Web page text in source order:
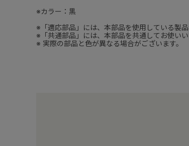
※カラー：黒
※「適応部品」には、本部品を使用している製品
※「共通部品」には、本部品を共通してお使い
※ 実際の部品と色が異なる場合がございます。